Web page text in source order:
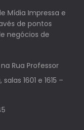
Mídia Impressa e
de pontos
negócios de
Rua Professor
1601 e 1615 –